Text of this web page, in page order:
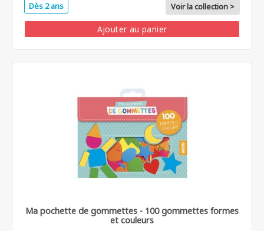
Dès 2 ans Voir la collection >
Ajouter au panier
Ma pochette de gommettes - 100 gommettes formes
et couleurs